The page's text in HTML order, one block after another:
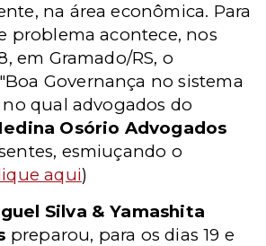
na área econômica. Para
problema acontece, nos
em Gramado/RS, o
Governança no sistema
qual advogados do
Osório Advogados
esmiuçando o
aqui)
Silva & Yamashita
preparou, para os dias 19 e